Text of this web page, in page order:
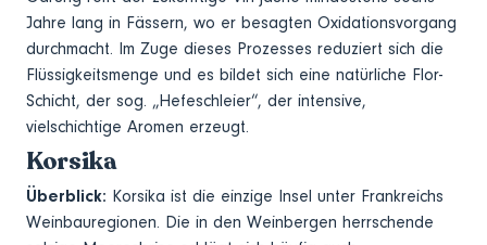
Jahre lang in Fässern, wo er besagten Oxidationsvorgang
durchmacht. Im Zuge dieses Prozesses reduziert sich die
Flüssigkeitsmenge und es bildet sich eine natürliche Flor-
Schicht, der sog. „Hefeschleier“, der intensive,
vielschichtige Aromen erzeugt.
Korsika
Überblick: Korsika ist die einzige Insel unter Frankreichs
Weinbauregionen. Die in den Weinbergen herrschende